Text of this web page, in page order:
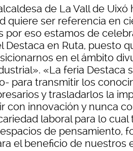
de La Vall de
quiere ser referencia en
por eso estamos de
Destaca en Ruta, puesto
en el ámbito
«La feria Destaca
para transmitir los
y trasladarlos la
con innovación y nunca
laboral para lo
de pensamiento,
el beneficio de nuestros